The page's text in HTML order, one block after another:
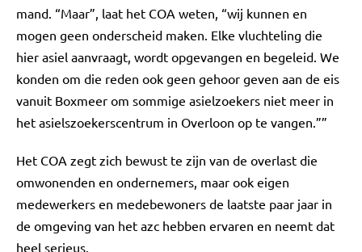
mand. “Maar”, laat het COA weten, “wij kunnen en
mogen geen onderscheid maken. Elke vluchteling die
hier asiel aanvraagt, wordt opgevangen en begeleid. We
konden om die reden ook geen gehoor geven aan de eis
vanuit Boxmeer om sommige asielzoekers niet meer in
het asielszoekerscentrum in Overloon op te vangen.””
Het COA zegt zich bewust te zijn van de overlast die
omwonenden en ondernemers, maar ook eigen
medewerkers en medebewoners de laatste paar jaar in
de omgeving van het azc hebben ervaren en neemt dat
heel serieus.